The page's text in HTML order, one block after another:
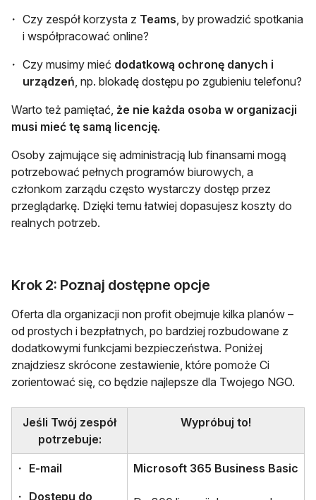
Czy zespół korzysta z Teams, by prowadzić spotkania
i współpracować online?
Czy musimy mieć dodatkową ochronę danych i
urządzeń, np. blokadę dostępu po zgubieniu telefonu?
Warto też pamiętać, że nie każda osoba w organizacji
musi mieć tę samą licencję.
Osoby zajmujące się administracją lub finansami mogą
potrzebować pełnych programów biurowych, a
członkom zarządu często wystarczy dostęp przez
przeglądarkę. Dzięki temu łatwiej dopasujesz koszty do
realnych potrzeb.
Krok 2: Poznaj dostępne opcje
Oferta dla organizacji non profit obejmuje kilka planów –
od prostych i bezpłatnych, po bardziej rozbudowane z
dodatkowymi funkcjami bezpieczeństwa. Poniżej
znajdziesz skrócone zestawienie, które pomoże Ci
zorientować się, co będzie najlepsze dla Twojego NGO.
Jeśli Twój zespół
potrzebuje:
Wypróbuj to!
E-mail
Dostępu do
Microsoft 365 Business Basic